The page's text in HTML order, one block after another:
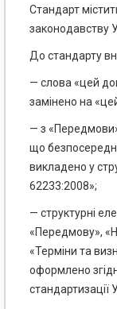
Стандарт
законодавству
До стандарту
— слова «цей
замінено на
— з
що
викладено у
62233:2008»;
— структурні
«Передмову»,
«Терміни та
оформлено
стандартизації